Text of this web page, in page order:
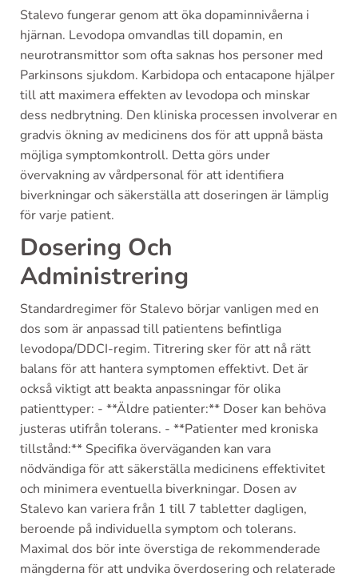
Stalevo fungerar genom att öka dopaminnivåerna i
hjärnan. Levodopa omvandlas till dopamin, en
neurotransmittor som ofta saknas hos personer med
Parkinsons sjukdom. Karbidopa och entacapone hjälper
till att maximera effekten av levodopa och minskar
dess nedbrytning. Den kliniska processen involverar en
gradvis ökning av medicinens dos för att uppnå bästa
möjliga symptomkontroll. Detta görs under
övervakning av vårdpersonal för att identifiera
biverkningar och säkerställa att doseringen är lämplig
för varje patient.
Dosering Och
Administrering
Standardregimer för Stalevo börjar vanligen med en
dos som är anpassad till patientens befintliga
levodopa/DDCI-regim. Titrering sker för att nå rätt
balans för att hantera symptomen effektivt. Det är
också viktigt att beakta anpassningar för olika
patienttyper: - **Äldre patienter:** Doser kan behöva
justeras utifrån tolerans. - **Patienter med kroniska
tillstånd:** Specifika överväganden kan vara
nödvändiga för att säkerställa medicinens effektivitet
och minimera eventuella biverkningar. Dosen av
Stalevo kan variera från 1 till 7 tabletter dagligen,
beroende på individuella symptom och tolerans.
Maximal dos bör inte överstiga de rekommenderade
mängderna för att undvika överdosering och relaterade